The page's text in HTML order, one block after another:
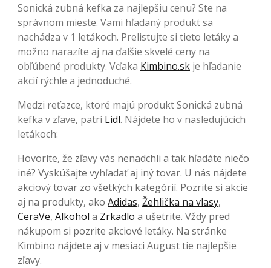
Sonická zubná kefka za najlepšiu cenu? Ste na
správnom mieste. Vami hľadaný produkt sa
nachádza v 1 letákoch. Prelistujte si tieto letáky a
možno narazíte aj na ďalšie skvelé ceny na
obľúbené produkty. Vďaka Kimbino.sk je hľadanie
akcií rýchle a jednoduché.
Medzi reťazce, ktoré majú produkt Sonická zubná
kefka v zľave, patríLidl. Nájdete ho v nasledujúcich
letákoch:
Hovoríte, že zľavy vás nenadchli a tak hľadáte niečo
iné? Vyskúšajte vyhľadať aj iný tovar. U nás nájdete
akciový tovar zo všetkých kategórií. Pozrite si akcie
aj na produkty, ako Adidas, Žehlička na vlasy,
CeraVe, Alkohol a Zrkadlo a ušetrite. Vždy pred
nákupom si pozrite akciové letáky. Na stránke
Kimbino nájdete aj v mesiaci August tie najlepšie
zľavy.